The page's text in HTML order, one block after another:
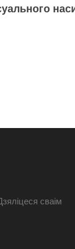
сваім